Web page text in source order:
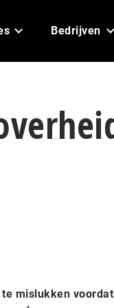
Bedrijven
mislukken